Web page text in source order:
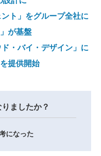
ト」をグループ全社に
が基盤
・バイ・デザイン」に
提供開始
ましたか？
になった